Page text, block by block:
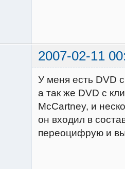
2007-02-11
У меня есть DVD
а так же DVD с
McCartney, и
он входил в
переоцифрую и